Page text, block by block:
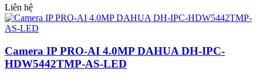
Liên hệ
Camera IP PRO-AI 4.0MP DAHUA DH-IPC-
HDW5442TMP-AS-LED